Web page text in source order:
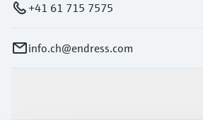
+41 61 715 7575
info.ch@endress.com